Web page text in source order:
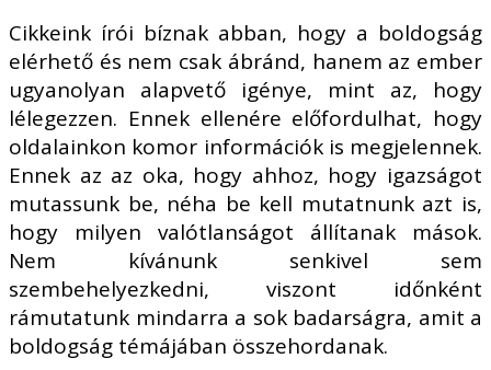
Cikkeink írói bíznak abban, hogy a boldogság
elérhető és nem csak ábránd, hanem az ember
ugyanolyan alapvető igénye, mint az, hogy
lélegezzen. Ennek ellenére előfordulhat, hogy
oldalainkon komor információk is megjelennek.
Ennek az az oka, hogy ahhoz, hogy igazságot
mutassunk be, néha be kell mutatnunk azt is,
hogy milyen valótlanságot állítanak mások.
Nem kívánunk senkivel sem
szembehelyezkedni, viszont időnként
rámutatunk mindarra a sok badarságra, amit a
boldogság témájában összehordanak.